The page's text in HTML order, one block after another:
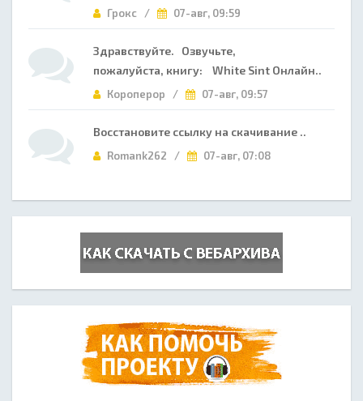
Грокс / 07-авг, 09:59
Здравствуйте. Озвучьте,
пожалуйста, книгу: White Sint Онлайн..
Короперор / 07-авг, 09:57
Восстановите ссылку на скачивание ..
Romank262 / 07-авг, 07:08